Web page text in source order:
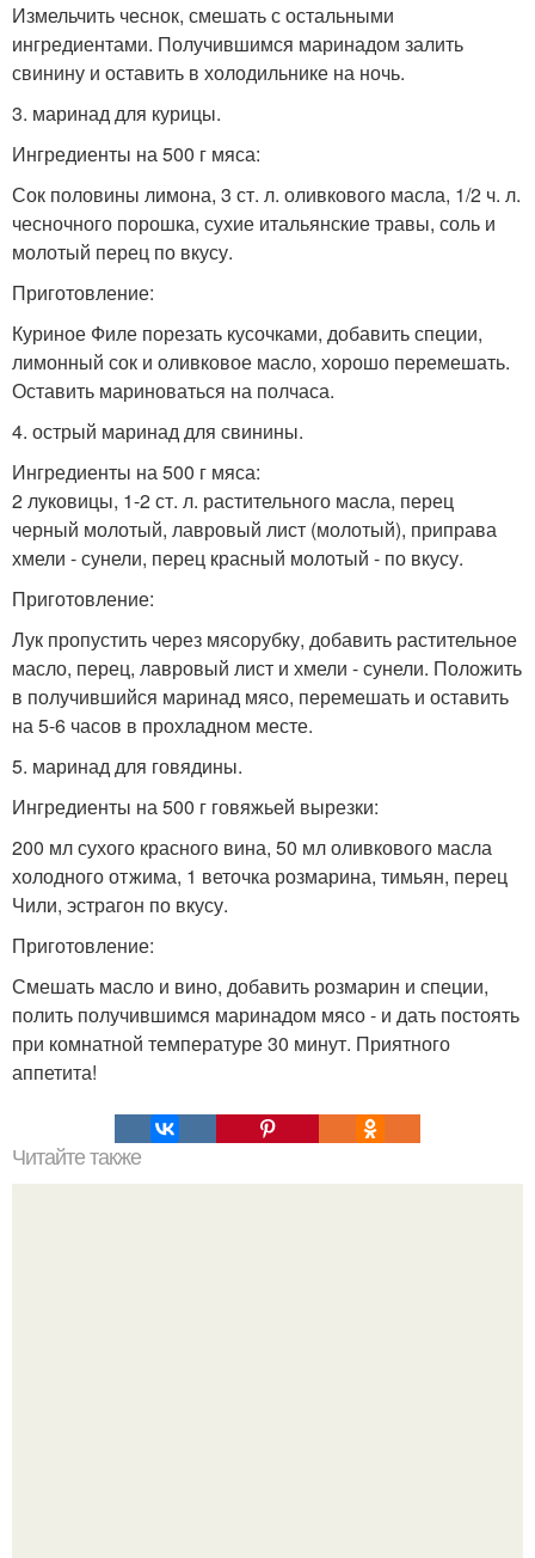
Измельчить чеснок, смешать с остальными
ингредиентами. Получившимся маринадом залить
свинину и оставить в холодильнике на ночь.
3. маринад для курицы.
Ингредиенты на 500 г мяса:
Сок половины лимона, 3 ст. л. оливкового масла, 1/2 ч. л.
чесночного порошка, сухие итальянские травы, соль и
молотый перец по вкусу.
Приготовление:
Куриное Филе порезать кусочками, добавить специи,
лимонный сок и оливковое масло, хорошо перемешать.
Оставить мариноваться на полчаса.
4. острый маринад для свинины.
Ингредиенты на 500 г мяса:
2 луковицы, 1-2 ст. л. растительного масла, перец
черный молотый, лавровый лист (молотый), приправа
хмели - сунели, перец красный молотый - по вкусу.
Приготовление:
Лук пропустить через мясорубку, добавить растительное
масло, перец, лавровый лист и хмели - сунели. Положить
в получившийся маринад мясо, перемешать и оставить
на 5-6 часов в прохладном месте.
5. маринад для говядины.
Ингредиенты на 500 г говяжьей вырезки:
200 мл сухого красного вина, 50 мл оливкового масла
холодного отжима, 1 веточка розмарина, тимьян, перец
Чили, эстрагон по вкусу.
Приготовление:
Смешать масло и вино, добавить розмарин и специи,
полить получившимся маринадом мясо - и дать постоять
при комнатной температуре 30 минут. Приятного
аппетита!
Читайте также